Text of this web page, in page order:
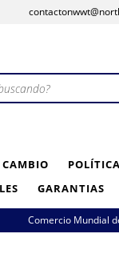
CAMBIO
GARANTIAS
Comercio Mundial